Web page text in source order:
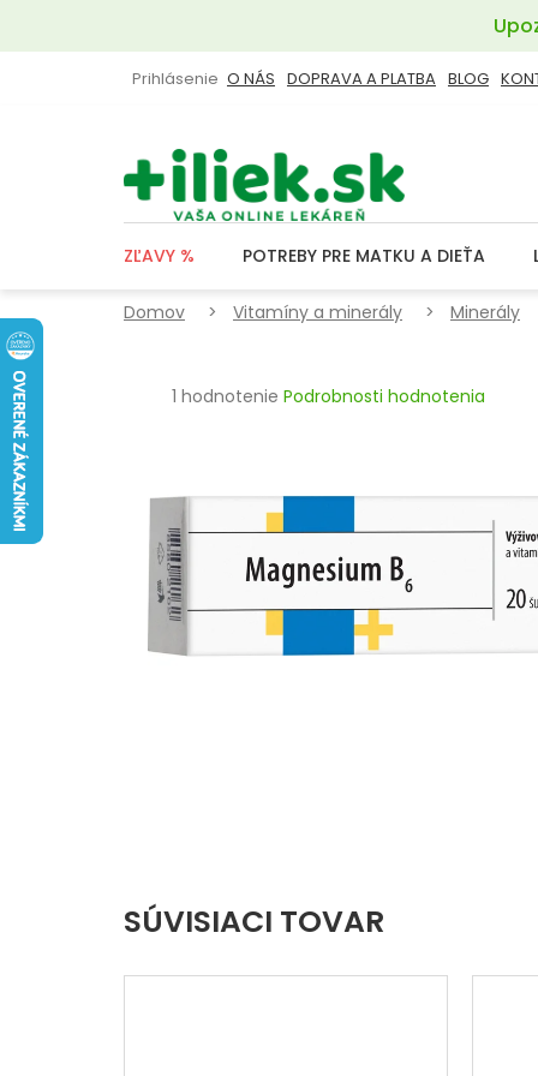
obsah
O NÁS DOPRAVA A PLATBA BLOG
Prihlásenie
ZĽAVY % POTREBY PRE MATKU A DIEŤA
Domov Vitamíny a minerály Minerály
Priemerné
5
hviezdičiek.
1 hodnotenie Podrobnosti hodnotenia
SÚVISIACI TOVAR